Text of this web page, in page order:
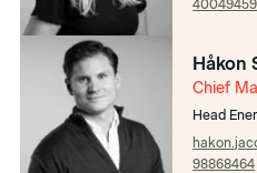
40049459
Håkon
Chief
Head
98868464